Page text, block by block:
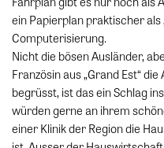
ein Papierplan praktischer als
Computerisierung.
Nicht die bösen Ausländer,
Französin aus „Grand Est“
begrüsst, ist das ein Schlag
würden gerne an ihrem
einer Klinik der Region die